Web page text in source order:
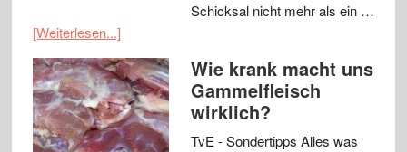
Schicksal nicht mehr als ein …
[Weiterlesen...]
Wie krank macht uns
Gammelfleisch
wirklich?
TvE - Sondertipps Alles was